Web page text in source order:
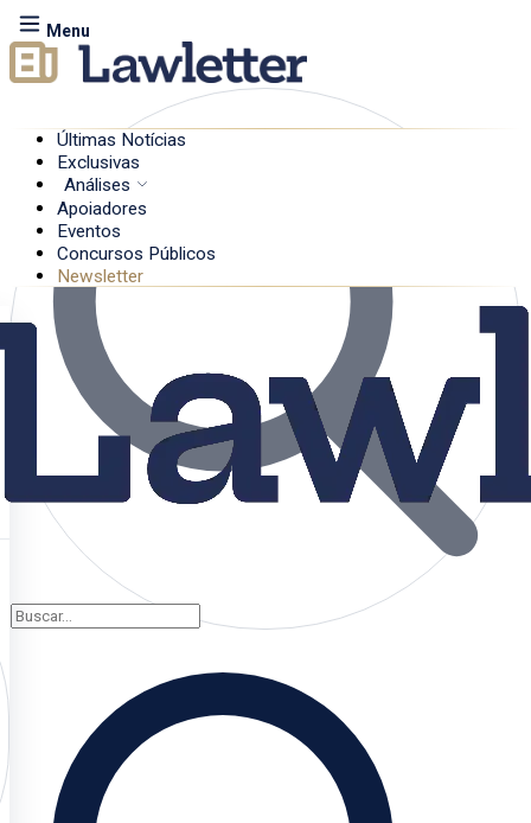
Menu
Últimas Notícias
Exclusivas
Análises
Apoiadores
Eventos
Concursos Públicos
Newsletter